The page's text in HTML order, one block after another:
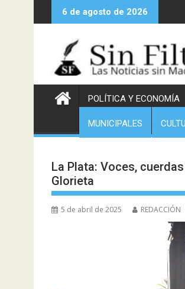
al
6 de agosto de 2026
POLÍTICA Y ECONOMÍA
MUNICIPALES
La Plata: Voces,
Glorieta
5 de abril de 2025 REDACCIÓN